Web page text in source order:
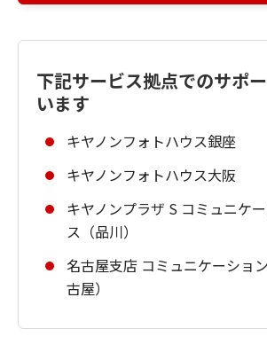
下記サービス拠点でのサポ
います
キヤノンフォトハウス銀座
キヤノンフォトハウス大阪
キヤノンプラザ S コミュニケ
ス（品川）
名古屋支店 コミュニケーショ
古屋）